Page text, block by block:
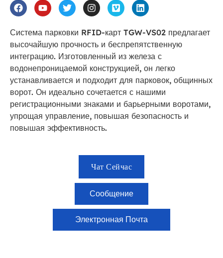
Система парковки RFID-карт TGW-VS02 предлагает
высочайшую прочность и беспрепятственную
интеграцию. Изготовленный из железа с
водонепроницаемой конструкцией, он легко
устанавливается и подходит для парковок, общинных
ворот. Он идеально сочетается с нашими
регистрационными знаками и барьерными воротами,
упрощая управление, повышая безопасность и
повышая эффективность.
Чат Сейчас
Сообщение
Электронная Почта